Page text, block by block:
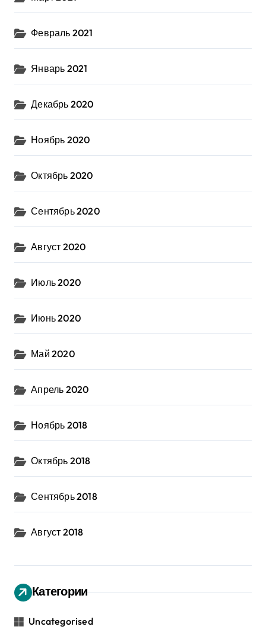
Февраль 2021
Январь 2021
Декабрь 2020
Ноябрь 2020
Октябрь 2020
Сентябрь 2020
Август 2020
Июль 2020
Июнь 2020
Май 2020
Апрель 2020
Ноябрь 2018
Октябрь 2018
Сентябрь 2018
Август 2018
Категории
Uncategorised